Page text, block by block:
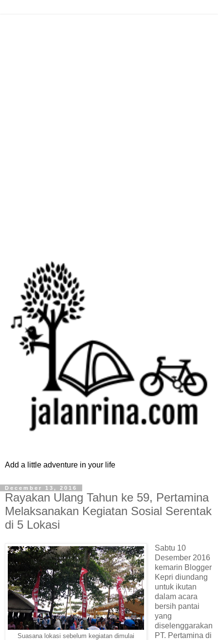
Add a little adventure in your life
December 13, 2016
Rayakan Ulang Tahun ke 59, Pertamina
Melaksanakan Kegiatan Sosial Serentak
di 5 Lokasi
Suasana lokasi sebelum kegiatan dimulai
Sabtu 10
Desember 2016
kemarin Blogger
Kepri diundang
untuk ikutan
dalam acara
bersih pantai
yang
diselenggarakan
PT. Pertamina di